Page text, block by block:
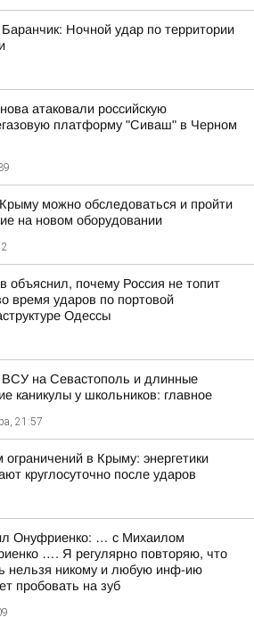
Ночной удар по территории
атаковали российскую
платформу "Сиваш" в Черном
можно обследоваться и пройти
на новом оборудовании
объяснил, почему Россия не топит
время ударов по портовой
Одессы
ВСУ на Севастополь и длинные
каникулы у школьников: главное
21:57
ограничений в Крыму: энергетики
круглосуточно после ударов
Онуфриенко: … с Михаилом
…. Я регулярно повторяю, что
нельзя никому и любую инф-ию
пробовать на зуб